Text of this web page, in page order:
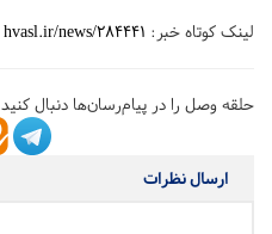
لینک کوتاه خبر: hvasl.ir/news/284441
حلقه وصل را در پیام‌رسان‌ها دنبال کنید
ارسال نظرات